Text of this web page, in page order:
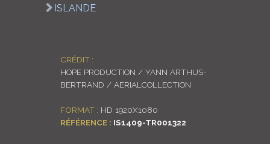
ISLANDE
CRÉDIT :
HOPE PRODUCTION / YANN ARTHUS-
BERTRAND / AERIALCOLLECTION
FORMAT : HD 1920X1080
RÉFÉRENCE : IS1409-TR001322